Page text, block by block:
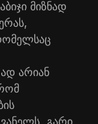
მიზნად
არიან
გარი